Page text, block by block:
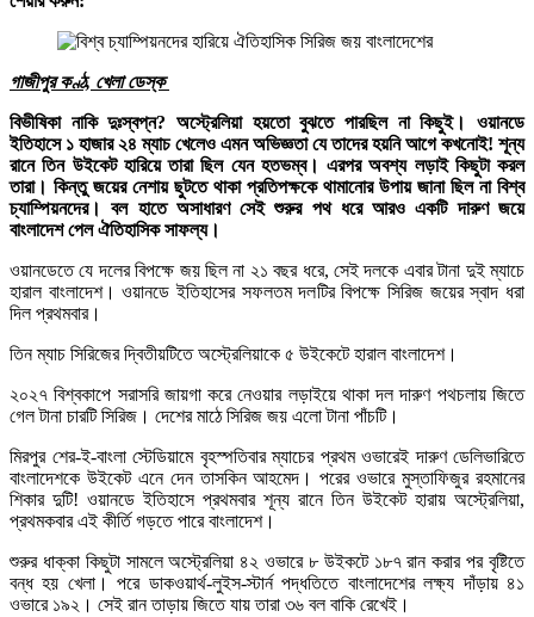
গাজীপুর কণ্ঠ, খেলা ডেস্ক
বিভীষিকা নাকি দুঃস্বপ্ন? অস্ট্রেলিয়া হয়তো বুঝতে পারছিল না কিছুই। ওয়ানডে
ইতিহাসে ১ হাজার ২৪ ম্যাচ খেলেও এমন অভিজ্ঞতা যে তাদের হয়নি আগে কখনোই! শূন্য
রানে তিন উইকেট হারিয়ে তারা ছিল যেন হতভম্ব। এরপর অবশ্য লড়াই কিছুটা করল
তারা। কিন্তু জয়ের নেশায় ছুটতে থাকা প্রতিপক্ষকে থামানোর উপায় জানা ছিল না বিশ্ব
চ্যাম্পিয়নদের। বল হাতে অসাধারণ সেই শুরুর পথ ধরে আরও একটি দারুণ জয়ে
বাংলাদেশ পেল ঐতিহাসিক সাফল্য।
ওয়ানডেতে যে দলের বিপক্ষে জয় ছিল না ২১ বছর ধরে, সেই দলকে এবার টানা দুই ম্যাচে
হারাল বাংলাদেশ। ওয়ানডে ইতিহাসের সফলতম দলটির বিপক্ষে সিরিজ জয়ের স্বাদ ধরা
দিল প্রথমবার।
তিন ম্যাচ সিরিজের দ্বিতীয়টিতে অস্ট্রেলিয়াকে ৫ উইকেটে হারাল বাংলাদেশ।
২০২৭ বিশ্বকাপে সরাসরি জায়গা করে নেওয়ার লড়াইয়ে থাকা দল দারুণ পথচলায় জিতে
গেল টানা চারটি সিরিজ। দেশের মাঠে সিরিজ জয় এলো টানা পাঁচটি।
মিরপুর শের-ই-বাংলা স্টেডিয়ামে বৃহস্পতিবার ম্যাচের প্রথম ওভারেই দারুণ ডেলিভারিতে
বাংলাদেশকে উইকেট এনে দেন তাসকিন আহমেদ। পরের ওভারে মুস্তাফিজুর রহমানের
শিকার দুটি! ওয়ানডে ইতিহাসে প্রথমবার শূন্য রানে তিন উইকেট হারায় অস্ট্রেলিয়া,
প্রথমকবার এই কীর্তি গড়তে পারে বাংলাদেশ।
শুরুর ধাক্কা কিছুটা সামলে অস্ট্রেলিয়া ৪২ ওভারে ৮ উইকটে ১৮৭ রান করার পর বৃষ্টিতে
বন্ধ হয় খেলা। পরে ডাকওয়ার্থ-লুইস-স্টার্ন পদ্ধতিতে বাংলাদেশের লক্ষ্য দাঁড়ায় ৪১
ওভারে ১৯২। সেই রান তাড়ায় জিতে যায় তারা ৩৬ বল বাকি রেখেই।